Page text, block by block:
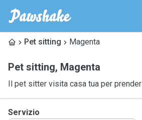
Pet sitting Magenta
Pet sitting, Magenta
Il pet sitter visita casa tua per
Servizio